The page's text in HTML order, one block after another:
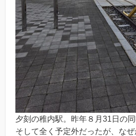
夕刻の稚内駅。昨年８月31日の同
そして全く予定外だったが、な